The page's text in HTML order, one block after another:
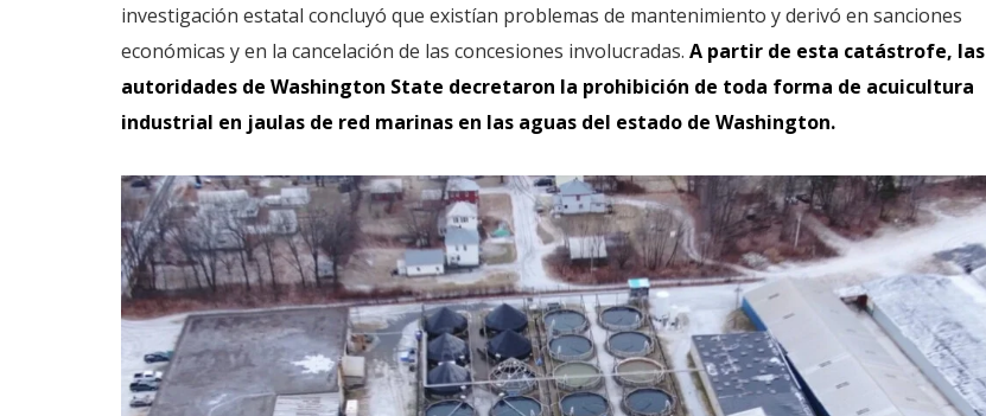
investigación estatal concluyó que existían problemas de mantenimiento y derivó en sanciones
económicas y en la cancelación de las concesiones involucradas. A partir de esta catástrofe, las
autoridades de Washington State decretaron la prohibición de toda forma de acuicultura
industrial en jaulas de red marinas en las aguas del estado de Washington.